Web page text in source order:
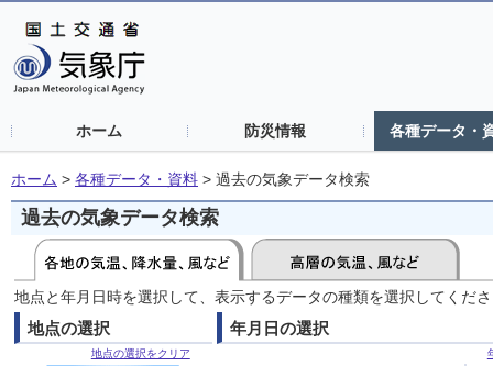
ホーム 防災情報 各種データ・
ホーム > 各種データ・資料 > 過去の気象データ検索
過去の気象データ検索
地点と年月日時を選択して、表示するデータの種類を選択してくだ
地点の選択
地点の選択をクリア
年月日の選択